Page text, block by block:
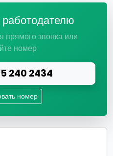
прямого звонка или
номер
240 2434
номер